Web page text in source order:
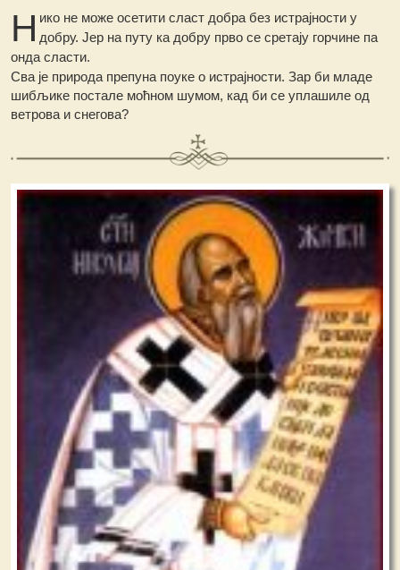
Н ико не може осетити сласт добра без истрајности у
добру. Јер на путу ка добру прво се сретају горчине па
онда сласти.
Сва је природа препуна поуке о истрајности. Зар би младе
шибљике постале моћном шумом, кад би се уплашиле од
ветрова и снегова?